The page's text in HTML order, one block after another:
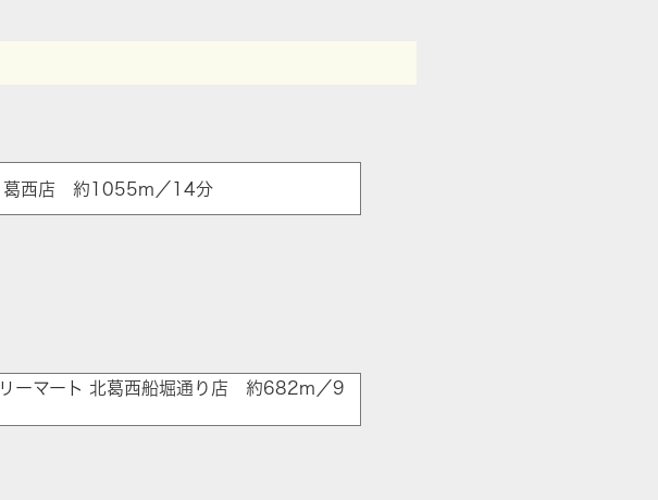
葛西店 約1055m／14分
ーマート 北葛西船堀通り店 約682m／9